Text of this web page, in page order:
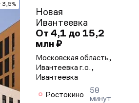
3,5%
Новая
Ивантеевка
От 4,1 до 15,2
млн ₽
Московская область,
Ивантеевка г.о.,
Ивантеевка
Ростокино
58
минут